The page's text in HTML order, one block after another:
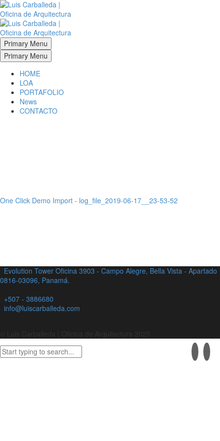
Primary Menu
Primary Menu
HOME
LOA
PORTAFOLIO
News
CONTACTO
One Click Demo Import - log_file_2019-06-17__23-53-52
Evolution Tower Oficina 3903 - Campo Alegre, Bella Vista - Apartado
0816-03096, Panamá.
+507 - 3886680
info@luiscarballeda.com